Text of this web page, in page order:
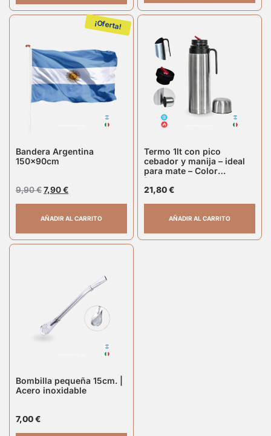
¡Oferta!
Bandera Argentina
150x90cm
9,90€7,90€
AÑADIR AL CARRITO
Termo 1lt con pico
cebador y manija – ideal
para mate – Color
Plateado
21,80€
AÑADIR AL CARRITO
Bombilla pequeña 15cm. |
Acero inoxidable
7,00€